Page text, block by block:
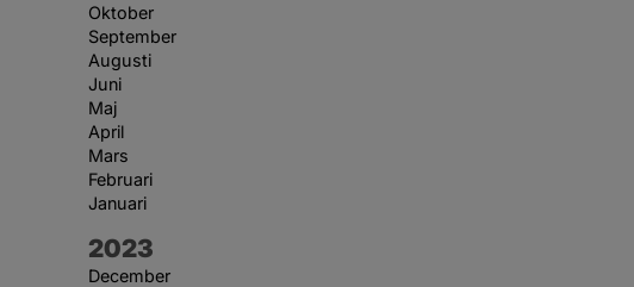
Oktober
September
Augusti
Juni
Maj
April
Mars
Februari
Januari
År:
2023
December